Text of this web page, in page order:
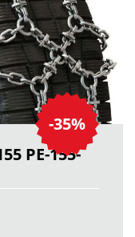
-35%
PE-155-